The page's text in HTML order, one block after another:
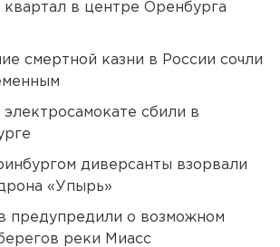
в центре Оренбурга
смертной казни в России сочли
электросамокате сбили в
диверсанты взорвали
«Упырь»
предупредили о возможном
реки Миасс